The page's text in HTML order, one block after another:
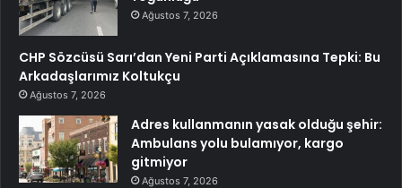
Ağustos 7, 2026
CHP Sözcüsü Sarı’dan Yeni Parti Açıklamasına Tepki: Bu
Arkadaşlarımız Koltukçu
Ağustos 7, 2026
Adres kullanmanın yasak olduğu şehir:
Ambulans yolu bulamıyor, kargo
gitmiyor
Ağustos 7, 2026